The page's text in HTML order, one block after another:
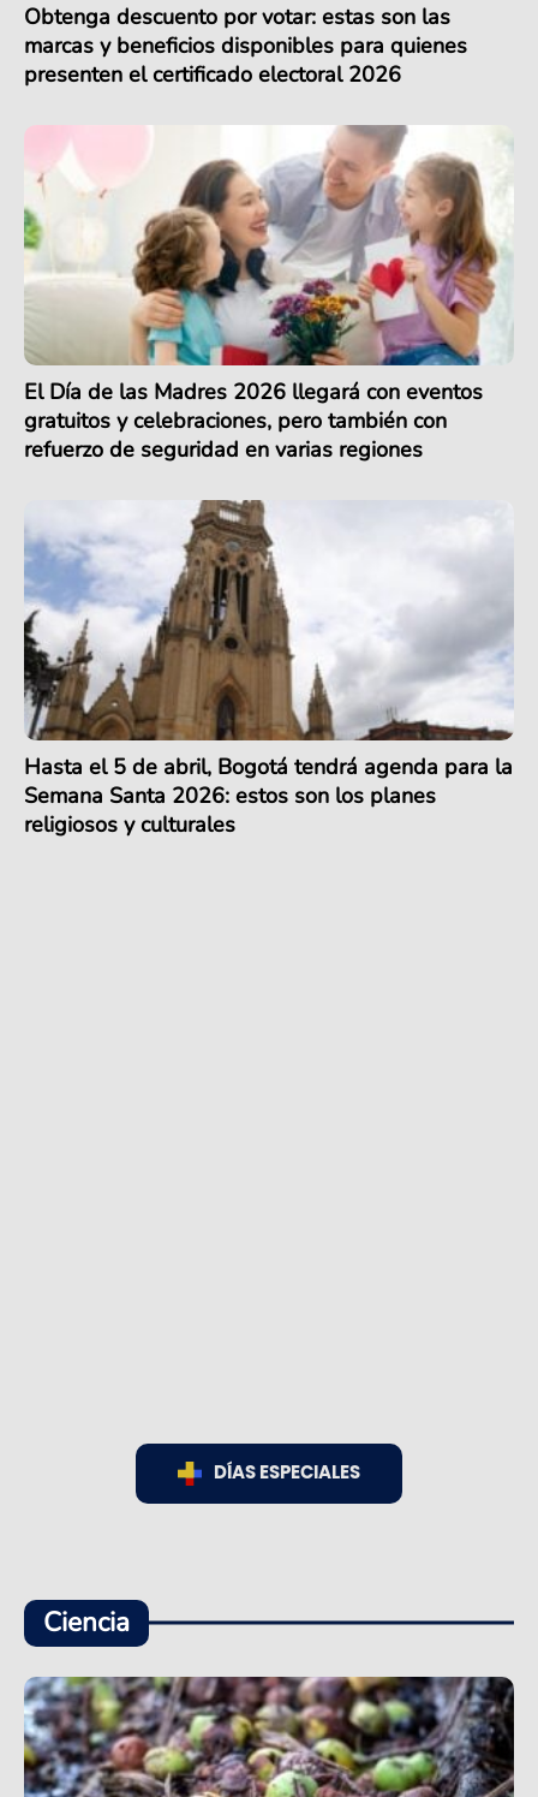
Obtenga descuento por votar: estas son las
marcas y beneficios disponibles para quienes
presenten el certificado electoral 2026
El Día de las Madres 2026 llegará con eventos
gratuitos y celebraciones, pero también con
refuerzo de seguridad en varias regiones
Hasta el 5 de abril, Bogotá tendrá agenda para la
Semana Santa 2026: estos son los planes
religiosos y culturales
DÍAS ESPECIALES
Ciencia